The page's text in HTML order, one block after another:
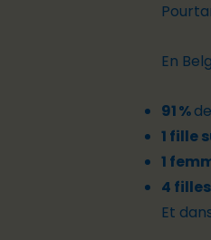
En
91 %
1 fille
1
4
Et